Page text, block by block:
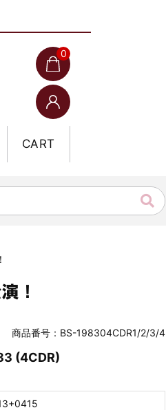
0
CART
！
商品番号：BS-198304CDR1/2/3/4
(4CDR)